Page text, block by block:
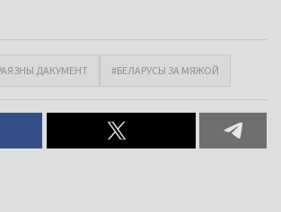
ДАКУМЕНТ #БЕЛАРУСЫ ЗА МЯЖОЙ